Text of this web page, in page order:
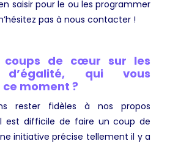
saisir pour le ou les programmer
pas à nous contacter !
coups de cœur sur les
d’égalité, qui vous
moment ?
rester fidèles à nos propos
est difficile de faire un coup de
initiative précise tellement il y a